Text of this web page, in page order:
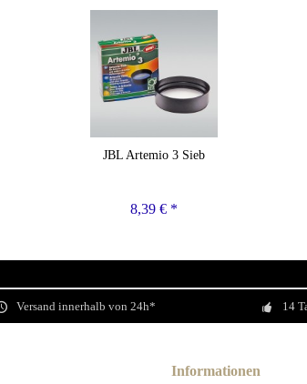
JBL Artemio 3 Sieb
8,39 € *
Versand innerhalb von 24h* 14
Informationen